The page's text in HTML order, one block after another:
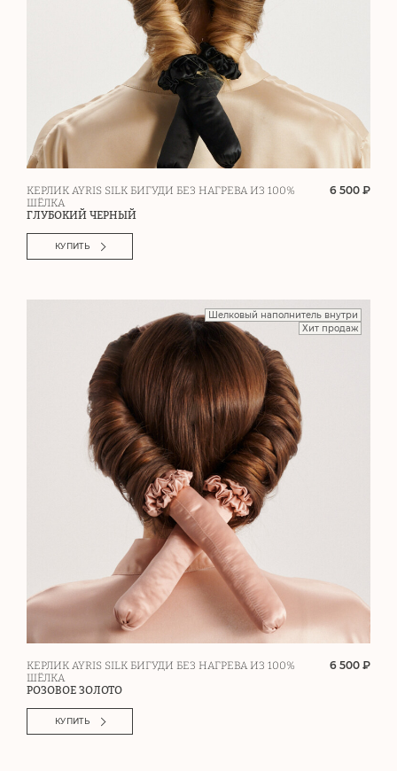
КЕРЛИК AYRIS SILK БИГУДИ БЕЗ НАГРЕВА ИЗ 100%
ШЁЛКА
ГЛУБОКИЙ ЧЕРНЫЙ
6 500 ₽
КУПИТЬ
Шелковый наполнитель внутри
Хит продаж
КЕРЛИК AYRIS SILK БИГУДИ БЕЗ НАГРЕВА ИЗ 100%
ШЁЛКА
РОЗОВОЕ ЗОЛОТО
6 500 ₽
КУПИТЬ